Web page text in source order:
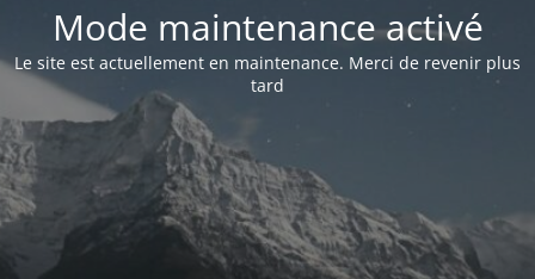
Mode maintenance activé
Le site est actuellement en maintenance. Merci de revenir plus
tard